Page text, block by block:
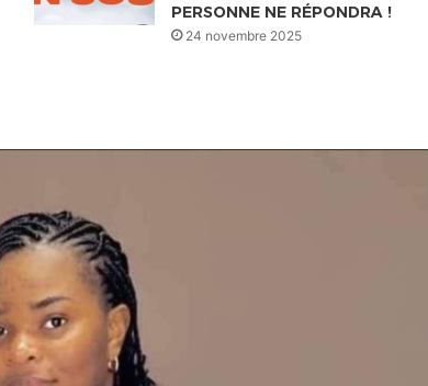
PERSONNE NE RÉPONDRA !
24 novembre 2025